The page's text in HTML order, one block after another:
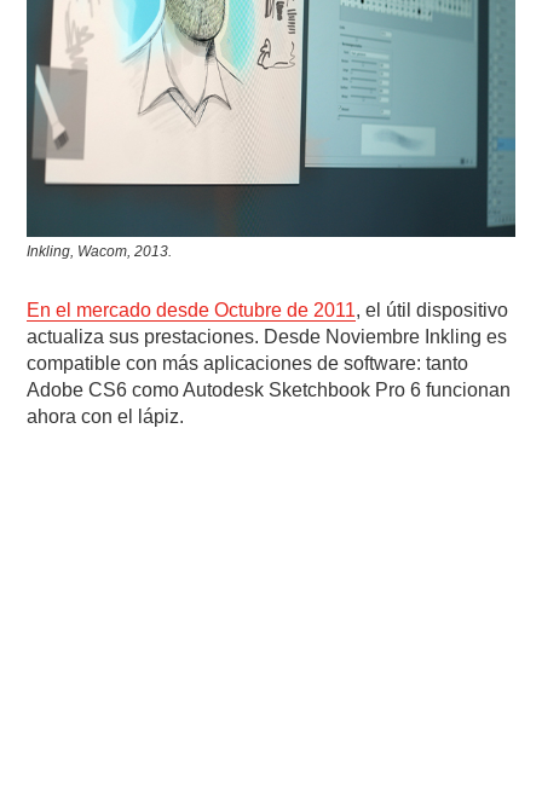
Inkling, Wacom, 2013.
En el mercado desde Octubre de 2011, el útil dispositivo
actualiza sus prestaciones. Desde Noviembre Inkling es
compatible con más aplicaciones de software: tanto
Adobe CS6 como Autodesk Sketchbook Pro 6 funcionan
ahora con el lápiz.